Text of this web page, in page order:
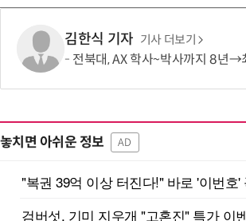
김한식 기자 기사 더보기
전북대, AX 학사~박사까지 8년→최단 5.5년 가능…톱 100 AI 특
놓치면 아쉬운 정보 AD